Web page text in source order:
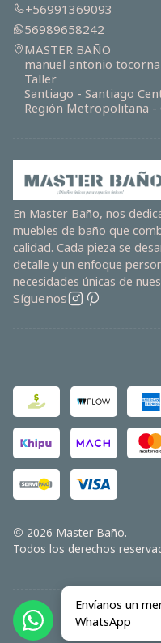
+56991369093
56989658242
MASTER BAÑO
manuel antonio
Taller
Santiago - Santiago
Región Metropolitana -
En Master Baño, nos
muebles de baño que
calidad. Cada pieza se
detalle y un enfoque
necesidades únicas de
Síguenos
2026 Master Baño.
Todos los derechos
Envíanos un
WhatsApp